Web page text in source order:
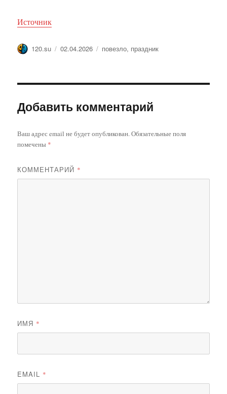
Источник
Автор
120.su Опубликовано
02.04.2026 Метки
повезло, праздник
Добавить комментарий
Ваш адрес email не будет опубликован.Обязательные поля
помечены *
КОММЕНТАРИЙ *
ИМЯ *
EMAIL *